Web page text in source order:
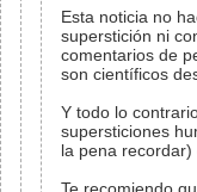
Esta noticia no
superstición ni
comentarios de
son científicos
Y todo lo
supersticiones
la pena